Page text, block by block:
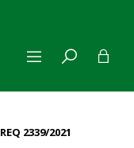
REQ 2339/2021